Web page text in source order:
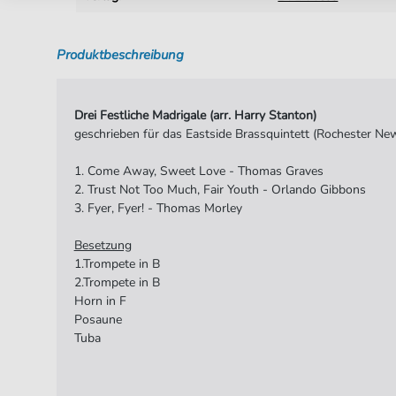
Produktbeschreibung
Drei Festliche Madrigale (arr. Harry Stanton)
geschrieben für das Eastside Brassquintett (Rochester
1. Come Away, Sweet Love - Thomas Graves
2. Trust Not Too Much, Fair Youth - Orlando Gibbons
3. Fyer, Fyer! - Thomas Morley
Besetzung
1.Trompete in B
2.Trompete in B
Horn in F
Posaune
Tuba